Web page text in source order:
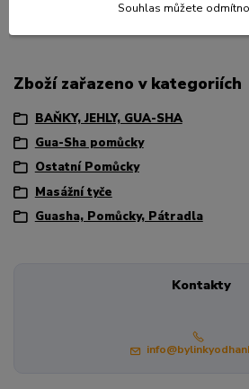
Zboží zařazeno v kategoriích
BAŇKY, JEHLY, GUA-SHA
Gua-Sha pomůcky
Ostatní Pomůcky
Masážní tyče
Guasha, Pomůcky, Pátradla
Kontakty
Souhlas můžete